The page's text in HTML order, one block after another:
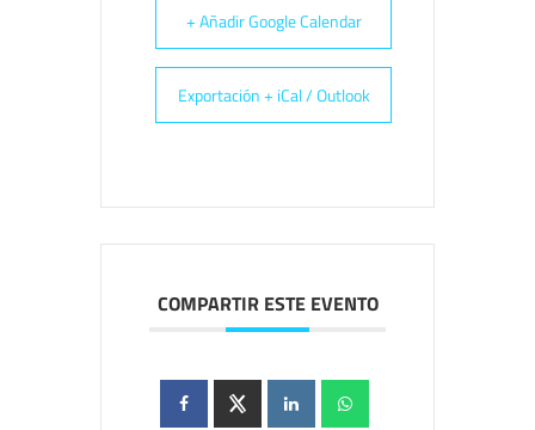
+ Añadir Google Calendar
Exportación + iCal / Outlook
COMPARTIR ESTE EVENTO